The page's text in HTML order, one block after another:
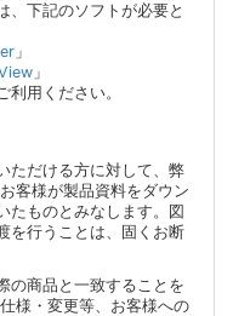
、下記のソフトが必要と
」
」
用ください。
ただける方に対して、弊
客様が製品資料をダウン
たものとみなします。図
を行うことは、固くお断
の商品と一致することを
様・変更等、お客様への